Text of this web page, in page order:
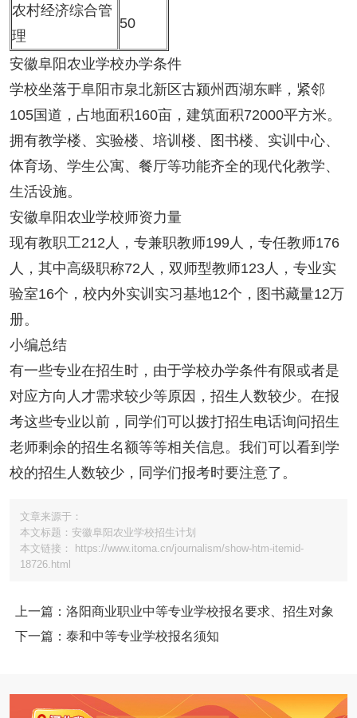
农村经济综合管
理
50
安徽阜阳农业学校办学条件
学校坐落于阜阳市泉北新区古颍州西湖东畔，紧邻
105国道，占地面积160亩，建筑面积72000平方米。
拥有教学楼、实验楼、培训楼、图书楼、实训中心、
体育场、学生公寓、餐厅等功能齐全的现代化教学、
生活设施。
安徽阜阳农业学校师资力量
现有教职工212人，专兼职教师199人，专任教师176
人，其中高级职称72人，双师型教师123人，专业实
验室16个，校内外实训实习基地12个，图书藏量12万
册。
小编总结
有一些专业在招生时，由于学校办学条件有限或者是
对应方向人才需求较少等原因，招生人数较少。在报
考这些专业以前，同学们可以拨打招生电话询问招生
老师剩余的招生名额等等相关信息。我们可以看到学
校的招生人数较少，同学们报考时要注意了。
文章来源于：
本文标题：安徽阜阳农业学校招生计划
本文链接： https://www.itoma.cn/journalism/show-htm-itemid-
18726.html
上一篇：洛阳商业职业中等专业学校报名要求、招生对象
下一篇：泰和中等专业学校报名须知